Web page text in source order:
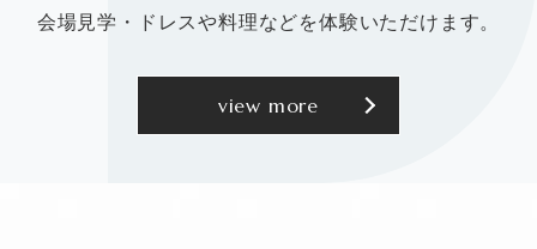
会場見学・ドレスや料理などを体験いただけます。
view more